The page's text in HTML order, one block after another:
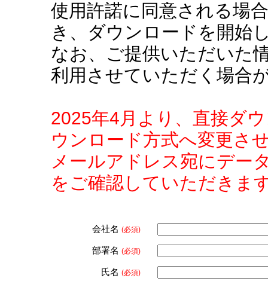
使用許諾に同意される場
き、ダウンロードを開始
なお、ご提供いただいた
利用させていただく場合
2025年4月より、直接ダ
ウンロード方式へ変更さ
メールアドレス宛にデー
をご確認していただきま
会社名 (必須)
部署名 (必須)
氏名 (必須)